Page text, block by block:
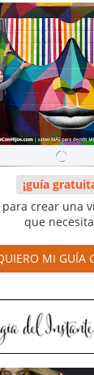
¡guía
crear una
que
MI GUÍA